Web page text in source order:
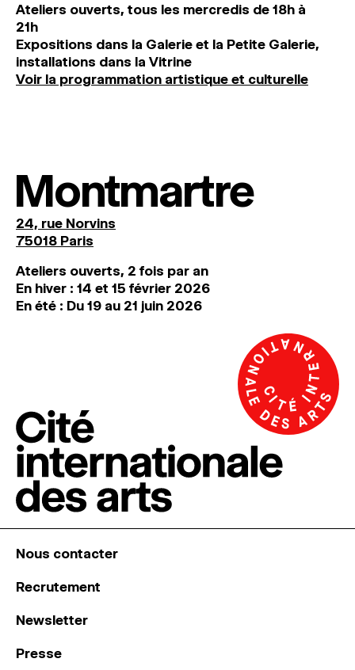
Ateliers ouverts, tous les mercredis de 18h à
21h
Expositions dans la Galerie et la Petite Galerie,
installations dans la Vitrine
Voir la programmation artistique et culturelle
Montmartre
24, rue Norvins
75018 Paris
Ateliers ouverts, 2 fois par an
En hiver : 14 et 15 février 2026
En été : Du 19 au 21 juin 2026
Nous contacter
Recrutement
Newsletter
Presse